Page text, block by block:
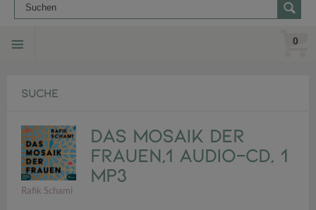
0
SUCHE
Das Mosaik der
Frauen,1 Audio-CD, 1
MP3
Rafik Schami